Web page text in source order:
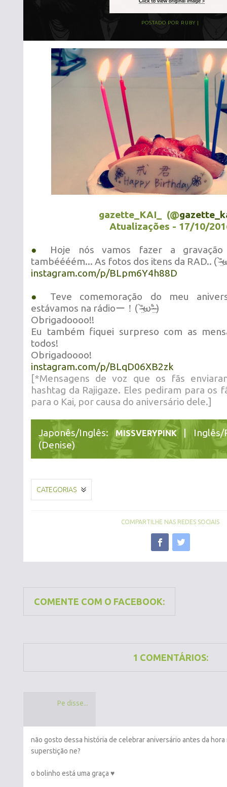
POSTADO POR RUBY
gazette_KAI_ (@
Atualizações - 17/10/
●
Hoje nós vamos fazer a
tambéééém... As fotos dos itens da RAD.. (
instagram.com/p/BLpm6Y4h88D
●
Teve comemoração do meu
estávamos na rádioー！( ⁼̴̶̤̀ω⁼̴̶̤́ )
Obrigadoooo!!
Eu também fiquei surpreso com as
todos!
Obrigadoooo!
instagram.com/p/BLqD06XB2zk
[*Mensagens de voz que os fãs
hashtag da Rajigaze. Eles pediram para os
para o Kai, por causa do aniversário dele.]
Japonês/Inglês:MISSVERYPINK| Inglês/
(Denise)
CATEGORIAS
COMPARTILHE NAS REDES SOCIAIS
COMENTE COM O FACEBOOK:
1 COMENTÁRIOS:
Pe disse...
não gosto dessa história de celebrar aniversário antes da
superstição ne?
o bolinho está uma graça ♥